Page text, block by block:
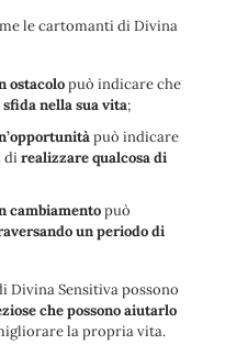
le cartomanti di Divina
ostacolopuò indicare che
nella sua vita;
può indicare
direalizzare qualcosa di
cambiamentopuò
un periodo di
Divina Sensitiva possono
che possono aiutarlo
la propria vita.